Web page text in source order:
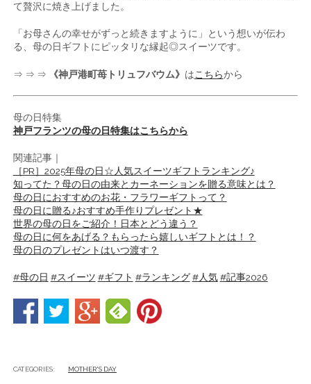
て贅沢に焼き上げました。
「お母さんの幸せがずっと続きますように」という想いが伝わ
る、母の日ギフトにピッタリな縁起◎スイーツです。
⇒ ⇒ ⇒ 《神戸港町苺トリュフバウム》 はこちらから
母の日特集
神戸フランツの母の日特集はこちらから
関連記事｜
［PR］2025年母の日☆人気スイーツギフトランキング♪
知ってた？母の日の由来とカーネーションを贈る意味とは？
母の日におすすめのお花・フラワーギフトって？
母の日に贈る♪おすすめ手作りプレゼント★
世界の母の日をご紹介！日本とどう違う？
母の日に何をあげる？もらったら嬉しいギフトとは！？
母の日のプレゼントはいつ渡す？
#母の日 #スイーツ #ギフト #ランキング #人気 #記事2026
CATEGORIES: MOTHER'S DAY